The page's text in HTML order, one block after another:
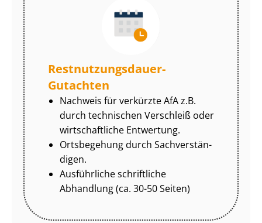
Rest­nut­zungs­dau­er-
Gutachten
Nachweis für verkürzte AfA z.B.
durch technischen Verschleiß oder
wirtschaftliche Entwertung.
Ortsbegehung durch Sach­ver­stän­
di­gen.
Ausführliche schriftliche
Abhandlung (ca. 30-50 Seiten)